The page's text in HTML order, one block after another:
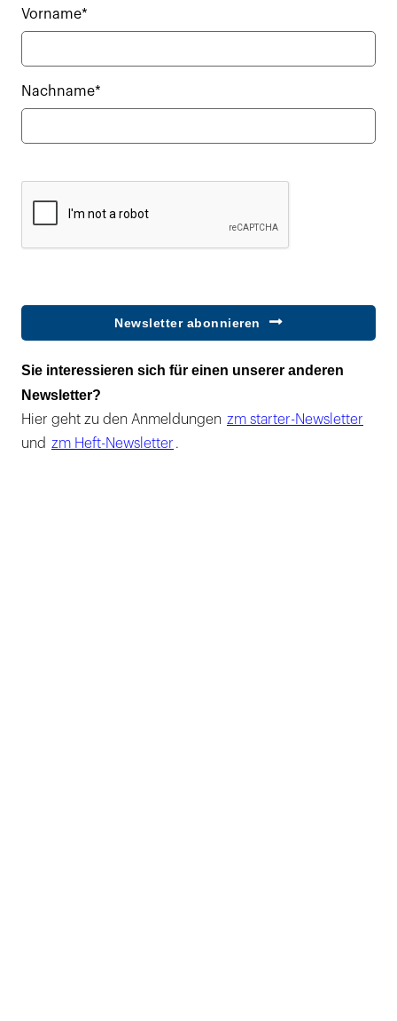
Vorname*
Nachname*
Newsletter abonnieren
Sie interessieren sich für einen unserer anderen
Newsletter?
Hier geht zu den Anmeldungen zm starter-Newsletter
und zm Heft-Newsletter .